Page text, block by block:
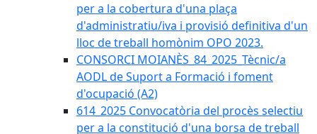
per a la cobertura d'una plaça
d'administratiu/iva i provisió definitiva d'un
lloc de treball homònim OPO 2023.
CONSORCI MOIANÈS_84_2025_Tècnic/a
AODL de Suport a Formació i foment
d'ocupació (A2)
614_2025 Convocatòria del procès selectiu
per a la constitució d'una borsa de treball